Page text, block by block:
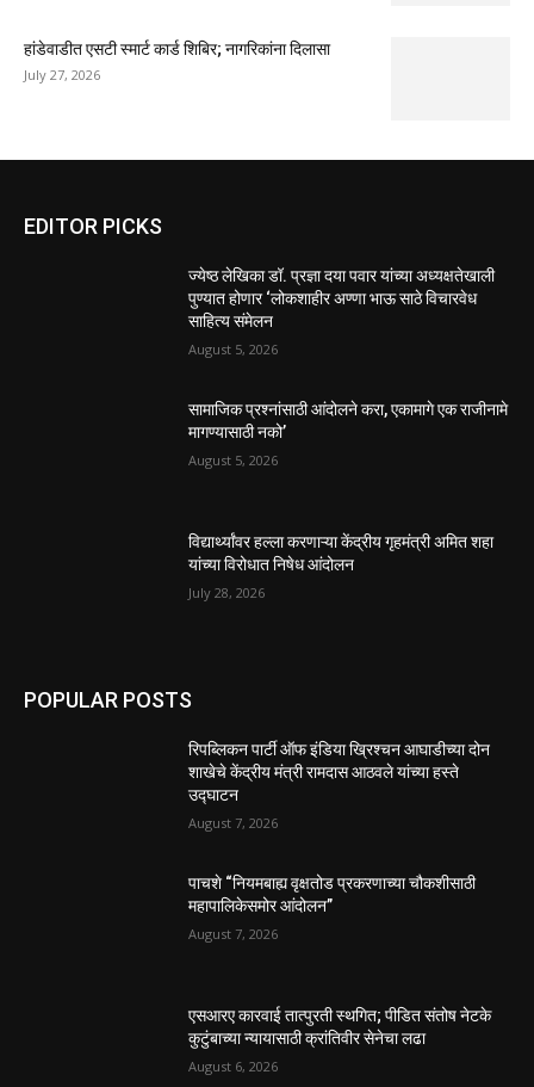
हांडेवाडीत एसटी स्मार्ट कार्ड शिबिर; नागरिकांना दिलासा
July 27, 2026
EDITOR PICKS
ज्येष्ठ लेखिका डॉ. प्रज्ञा दया पवार यांच्या अध्यक्षतेखाली
पुण्यात होणार ‘लोकशाहीर अण्णा भाऊ साठे विचारवेध
साहित्य संमेलन
August 5, 2026
सामाजिक प्रश्नांसाठी आंदोलने करा, एकामागे एक राजीनामे
मागण्यासाठी नको’
August 5, 2026
विद्यार्थ्यांवर हल्ला करणाऱ्या केंद्रीय गृहमंत्री अमित शहा
यांच्या विरोधात निषेध आंदोलन
July 28, 2026
POPULAR POSTS
रिपब्लिकन पार्टी ऑफ इंडिया ख्रिश्चन आघाडीच्या दोन
शाखेचे केंद्रीय मंत्री रामदास आठवले यांच्या हस्ते
उद्घाटन
August 7, 2026
पाचशे “नियमबाह्य वृक्षतोड प्रकरणाच्या चौकशीसाठी
महापालिकेसमोर आंदोलन”
August 7, 2026
एसआरए कारवाई तात्पुरती स्थगित; पीडित संतोष नेटके
कुटुंबाच्या न्यायासाठी क्रांतिवीर सेनेचा लढा
August 6, 2026